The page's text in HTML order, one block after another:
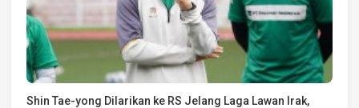
Shin Tae-yong Dilarikan ke RS Jelang Laga Lawan Irak,